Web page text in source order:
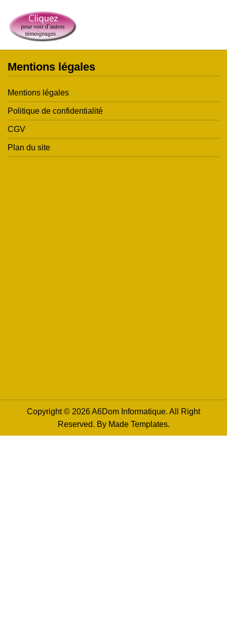
Mentions légales
Mentions légales
Politique de confidentialité
CGV
Plan du site
Copyright © 2026 A6Dom Informatique. All Right
Reserved. By Made Templates.